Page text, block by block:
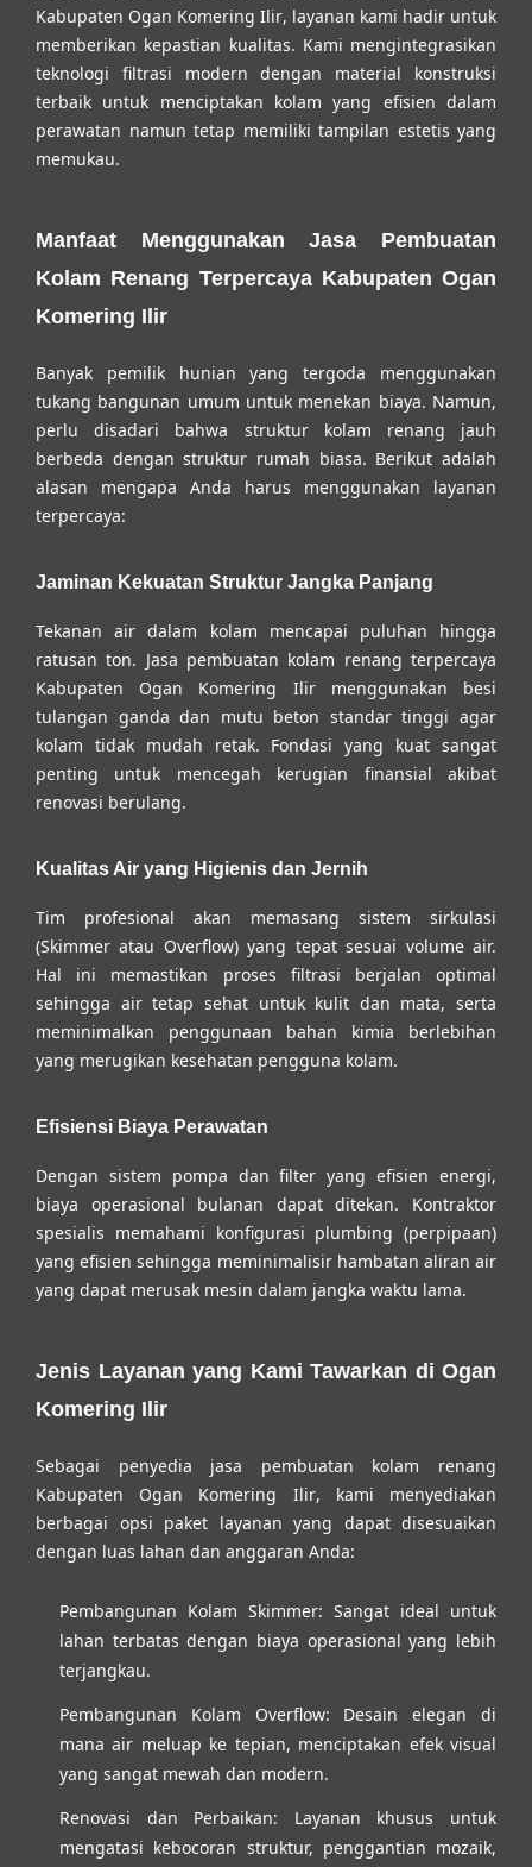
Kabupaten Ogan Komering Ilir, layanan kami hadir untuk
memberikan kepastian kualitas. Kami mengintegrasikan
teknologi filtrasi modern dengan material konstruksi
terbaik untuk menciptakan kolam yang efisien dalam
perawatan namun tetap memiliki tampilan estetis yang
memukau.
Manfaat Menggunakan Jasa Pembuatan
Kolam Renang Terpercaya Kabupaten Ogan
Komering Ilir
Banyak pemilik hunian yang tergoda menggunakan
tukang bangunan umum untuk menekan biaya. Namun,
perlu disadari bahwa struktur kolam renang jauh
berbeda dengan struktur rumah biasa. Berikut adalah
alasan mengapa Anda harus menggunakan layanan
terpercaya:
Jaminan Kekuatan Struktur Jangka Panjang
Tekanan air dalam kolam mencapai puluhan hingga
ratusan ton. Jasa pembuatan kolam renang terpercaya
Kabupaten Ogan Komering Ilirmenggunakan besi
tulangan ganda dan mutu beton standar tinggi agar
kolam tidak mudah retak. Fondasi yang kuat sangat
penting untuk mencegah kerugian finansial akibat
renovasi berulang.
Kualitas Air yang Higienis dan Jernih
Tim profesional akan memasang sistem sirkulasi
(Skimmer atau Overflow) yang tepat sesuai volume air.
Hal ini memastikan proses filtrasi berjalan optimal
sehingga air tetap sehat untuk kulit dan mata, serta
meminimalkan penggunaan bahan kimia berlebihan
yang merugikan kesehatan pengguna kolam.
Efisiensi Biaya Perawatan
Dengan sistem pompa dan filter yang efisien energi,
biaya operasional bulanan dapat ditekan. Kontraktor
spesialis memahami konfigurasi plumbing (perpipaan)
yang efisien sehingga meminimalisir hambatan aliran air
yang dapat merusak mesin dalam jangka waktu lama.
Jenis Layanan yang Kami Tawarkan di Ogan
Komering Ilir
Sebagai penyedia jasa pembuatan kolam renang
Kabupaten Ogan Komering Ilir, kami menyediakan
berbagai opsi paket layanan yang dapat disesuaikan
dengan luas lahan dan anggaran Anda:
Pembangunan Kolam Skimmer: Sangat ideal untuk
lahan terbatas dengan biaya operasional yang lebih
terjangkau.
Pembangunan Kolam Overflow: Desain elegan di
mana air meluap ke tepian, menciptakan efek visual
yang sangat mewah dan modern.
Renovasi dan Perbaikan: Layanan khusus untuk
mengatasi kebocoran struktur, penggantian mozaik,